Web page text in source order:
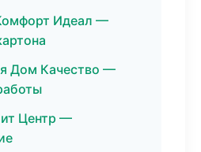
Идеал —
Дом Качество —
Центр —